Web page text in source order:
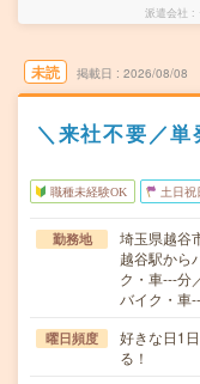
派遣会社
未読 掲載日 2026/08/08
＼来社不要／
職種未経験OK 土日祝
勤務地
埼玉県越谷
越谷駅から
ク・車---分
バイク・車
曜日頻度
好きな日1
る！